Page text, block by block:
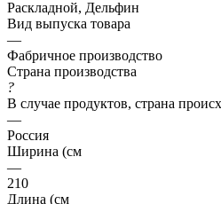
Раскладной, Дельфин
Вид выпуска товара
—
Фабричное производство
Страна производства
?
В случае продуктов, страна
—
Россия
Ширина (см
—
210
Длина (см